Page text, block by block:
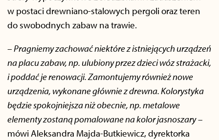
w postaci drewniano-stalowych pergoli oraz teren
do swobodnych zabaw na trawie.
– Pragniemy zachować niektóre z istniejących urządzeń
na placu zabaw, np. ulubiony przez dzieci wóz strażacki,
i poddać je renowacji. Zamontujemy również nowe
urządzenia, wykonane głównie z drewna. Kolorystyka
będzie spokojniejsza niż obecnie, np. metalowe
elementy zostaną pomalowane na kolor jasnoszary–
mówi Aleksandra Majda-Butkiewicz, dyrektorka